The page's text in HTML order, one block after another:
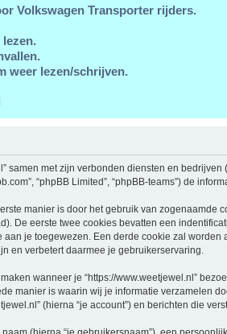
Volkswagen Transporter rijders.
weer lezen/schrijven.
met zijn verbonden diensten en bedrijven
“phpBB Limited”, “phpBB-teams”) de
manier is door het gebruik van
De eerste twee cookies bevatten een
je toegewezen. Een derde cookie zal
en verbetert daarmee je gebruikerservaring.
wanneer je “https://www.weetjewel.nl”
manier is waarin wij je informatie verzamelen
(hierna “je account”) en berichten die